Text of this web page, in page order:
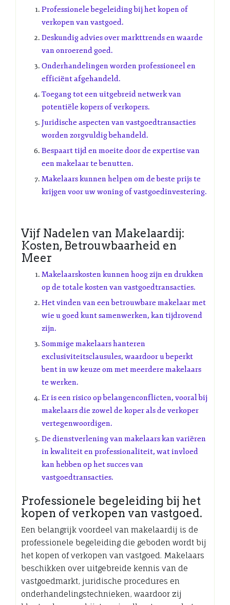
Professionele begeleiding bij het kopen of
verkopen van vastgoed.
Deskundig advies over markttrends en waarde
van onroerend goed.
Onderhandelingen worden professioneel en
efficiënt afgehandeld.
Toegang tot een uitgebreid netwerk van
potentiële kopers of verkopers.
Juridische aspecten van vastgoedtransacties
worden zorgvuldig behandeld.
Bespaart tijd en moeite door de expertise van
een makelaar te benutten.
Makelaars kunnen helpen om de beste prijs te
krijgen voor uw woning of vastgoedinvestering.
Vijf Nadelen van Makelaardij:
Kosten, Betrouwbaarheid en
Meer
Makelaarskosten kunnen hoog zijn en drukken
op de totale kosten van vastgoedtransacties.
Het vinden van een betrouwbare makelaar met
wie u goed kunt samenwerken, kan tijdrovend
zijn.
Sommige makelaars hanteren
exclusiviteitsclausules, waardoor u beperkt
bent in uw keuze om met meerdere makelaars
te werken.
Er is een risico op belangenconflicten, vooral bij
makelaars die zowel de koper als de verkoper
vertegenwoordigen.
De dienstverlening van makelaars kan variëren
in kwaliteit en professionaliteit, wat invloed
kan hebben op het succes van
vastgoedtransacties.
Professionele begeleiding bij het
kopen of verkopen van vastgoed.
Een belangrijk voordeel van makelaardij is de
professionele begeleiding die geboden wordt bij
het kopen of verkopen van vastgoed. Makelaars
beschikken over uitgebreide kennis van de
vastgoedmarkt, juridische procedures en
onderhandelingstechnieken, waardoor zij